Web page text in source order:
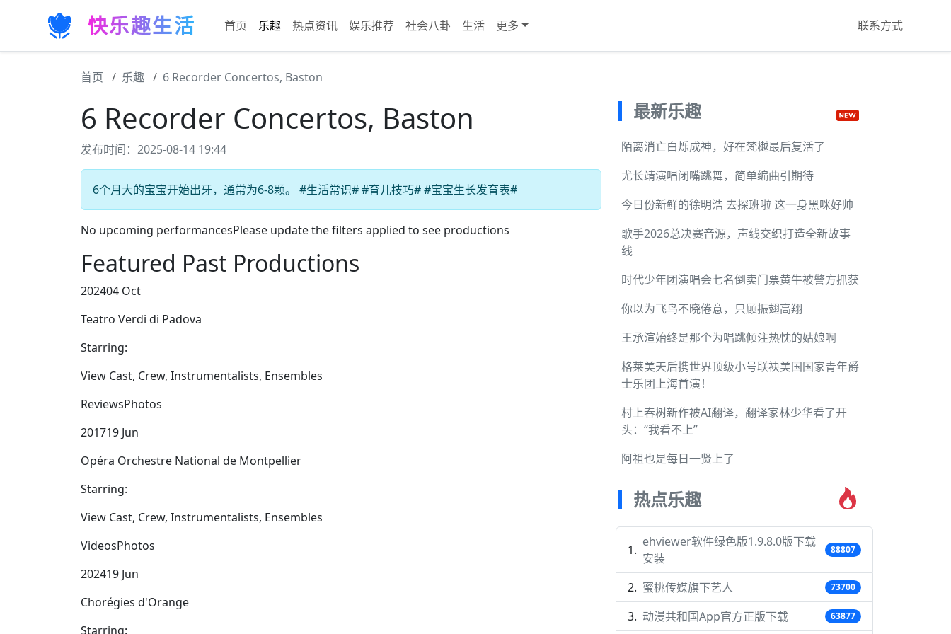
快乐趣生活 首页 乐趣 热点资讯 娱乐推荐 社会八卦 生活 更多 联系方式
首页 乐趣 6 Recorder Concertos, Baston
6 Recorder Concertos, Baston
发布时间：2025-08-14 19:44
6个月大的宝宝开始出牙，通常为6-8颗。 #生活常识# #育儿技巧# #宝宝生长发育表#
No upcoming performancesPlease update the filters applied to see productions
Featured Past Productions
202404 Oct
Teatro Verdi di Padova
Starring:
View Cast, Crew, Instrumentalists, Ensembles
ReviewsPhotos
201719 Jun
Opéra Orchestre National de Montpellier
Starring:
View Cast, Crew, Instrumentalists, Ensembles
VideosPhotos
202419 Jun
Chorégies d'Orange
Starring:
最新乐趣
陌离消亡白烁成神，好在梵樾最后复活了
尤长靖演唱闭嘴跳舞，简单编曲引期待
今日份新鲜的徐明浩 去探班啦 这一身黑咪好帅
歌手2026总决赛音源，声线交织打造全新故事
线
时代少年团演唱会七名倒卖门票黄牛被警方抓获
你以为飞鸟不晓倦意，只顾振翅高翔
王承渲始终是那个为唱跳倾注热忱的姑娘啊
格莱美天后携世界顶级小号联袂美国国家青年爵
士乐团上海首演！
村上春树新作被AI翻译，翻译家林少华看了开
头：“我看不上”
阿祖也是每日一贤上了
热点乐趣
ehviewer软件绿色版1.9.8.0版下载
安装
88807
蜜桃传媒旗下艺人 73700
动漫共和国App官方正版下载 63877